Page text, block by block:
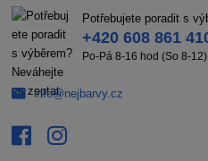
Potřebujete poradit s
+420 608 861
Po-Pá 8-16 hod (So 8-12)
info@nejbarvy.cz